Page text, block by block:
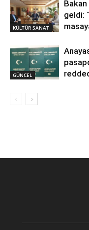
KÜLTÜR SANAT
Bakan
geldi:
GÜNCEL